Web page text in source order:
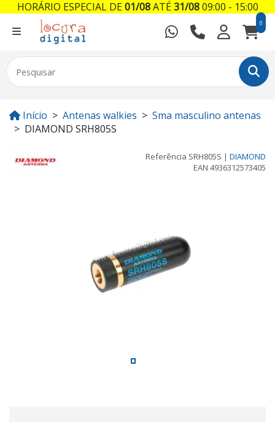
0
Início Antenas walkies
Sma masculino antenas
DIAMOND SRH805S
Referência SRH805S | DIAMOND
EAN 4936312573405
HORÁRIO ESPECIAL DE01/08ATÉ31/0809:00 - 15:00